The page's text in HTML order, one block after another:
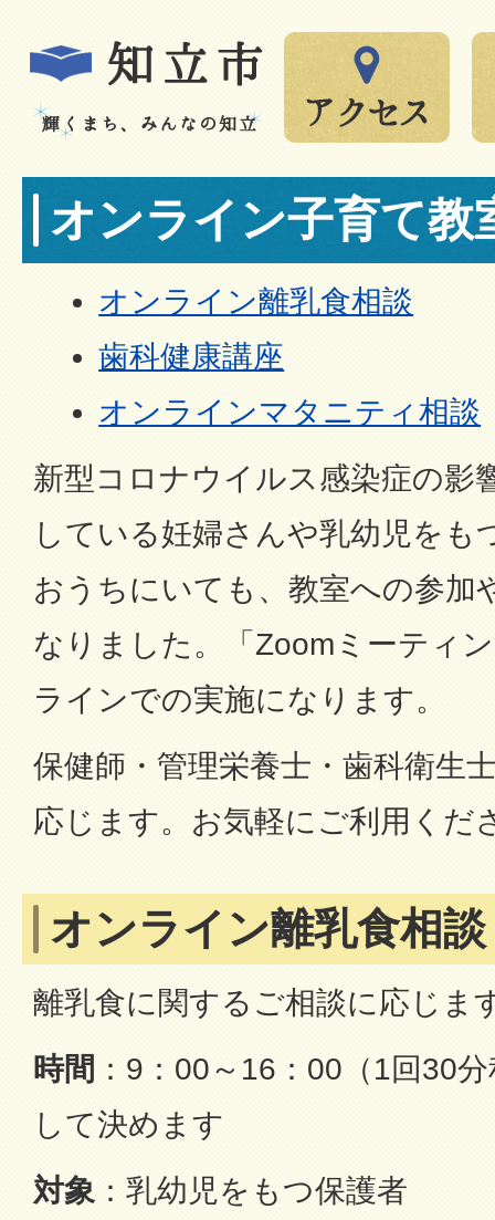
オンライン子育て教
オンライン離乳食相談
歯科健康講座
オンラインマタニティ相談
新型コロナウイルス感染症の影
している妊婦さんや乳幼児をも
おうちにいても、教室への参加
なりました。「Zoomミーティ
ラインでの実施になります。
保健師・管理栄養士・歯科衛生
応じます。お気軽にご利用くだ
オンライン離乳食相談
離乳食に関するご相談に応じま
時間 ：9：00～16：00（1回30
して決めます
対象 ：乳幼児をもつ保護者